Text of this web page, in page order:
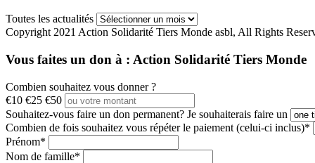
Toutes les actualités
Copyright 2021 Action Solidarité Tiers Monde asbl, All Rights
Vous faites un don à : Action Solidarité Tiers Monde
Combien souhaitez vous donner ?
€10 €25 €50
Souhaitez-vous faire un don permanent? Je souhaiterais faire un
Combien de fois souhaitez vous répéter le paiement (celui-ci inclus)*
Prénom*
Nom de famille*